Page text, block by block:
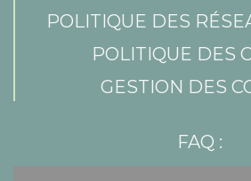
POLITIQUE DES
POLITIQUE DES
GESTION DES
FAQ :